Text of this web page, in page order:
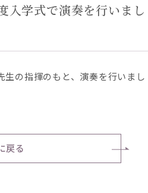
入学式で演奏を行いまし
生の指揮のもと、演奏を行いまし
戻る